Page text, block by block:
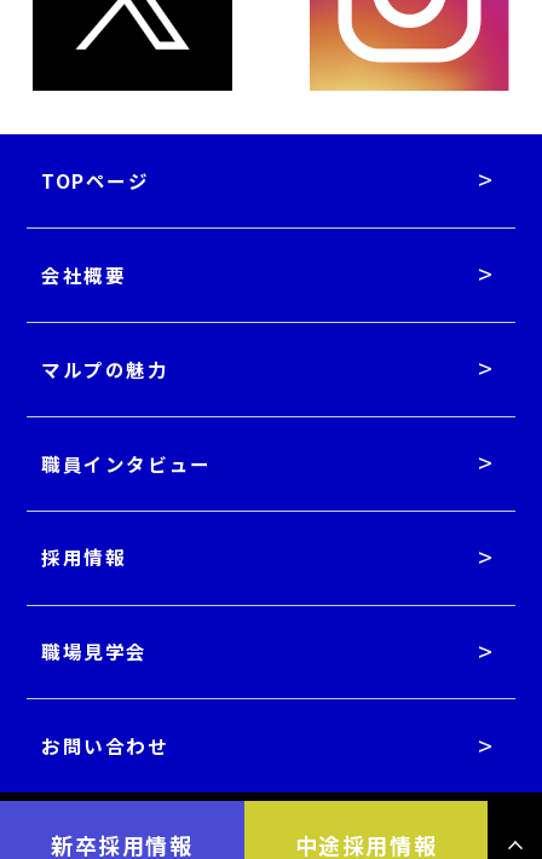
新卒採用情報 中途採用情報
TOPページ
会社概要
マルプの魅力
職員インタビュー
採用情報
職場見学会
お問い合わせ
株式会社マルプ採用サイト